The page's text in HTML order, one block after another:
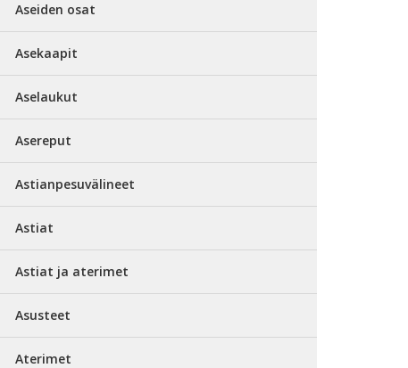
Aseiden osat
Asekaapit
Aselaukut
Asereput
Astianpesuvälineet
Astiat
Astiat ja aterimet
Asusteet
Aterimet